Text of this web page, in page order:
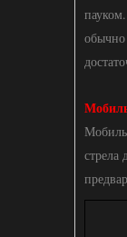
обычно
стрела